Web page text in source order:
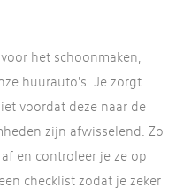
het schoonmaken,
huurauto's. Je zorgt
voordat deze naar de
zijn afwisselend. Zo
en controleer je ze op
checklist zodat je zeker